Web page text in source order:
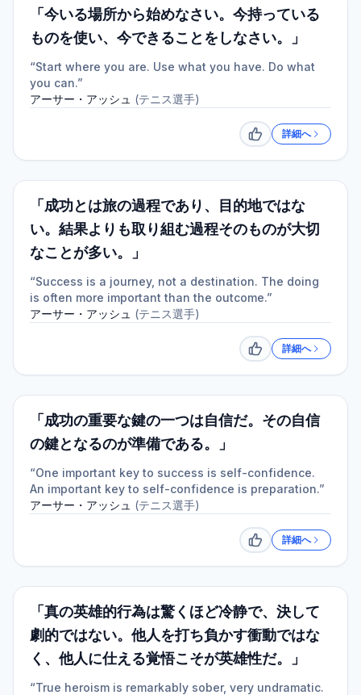
「今いる場所から始めなさい。今持っている
ものを使い、今できることをしなさい。」
“Start where you are. Use what you have. Do what
you can.”
アーサー・アッシュ (テニス選手)
いいね詳細へ
「成功とは旅の過程であり、目的地ではな
い。結果よりも取り組む過程そのものが大切
なことが多い。」
“Success is a journey, not a destination. The doing
is often more important than the outcome.”
アーサー・アッシュ (テニス選手)
いいね詳細へ
「成功の重要な鍵の一つは自信だ。その自信
の鍵となるのが準備である。」
“One important key to success is self-confidence.
An important key to self-confidence is preparation.”
アーサー・アッシュ (テニス選手)
いいね詳細へ
「真の英雄的行為は驚くほど冷静で、決して
劇的ではない。他人を打ち負かす衝動ではな
く、他人に仕える覚悟こそが英雄性だ。」
“True heroism is remarkably sober, very undramatic.